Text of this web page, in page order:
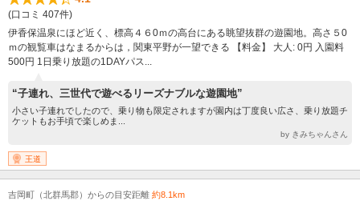
(口コミ 407件)
伊香保温泉にほど近く、標高４６0ｍの高台にある眺望抜群の遊園地。高さ５0
ｍの観覧車はなまるからは，関東平野が一望できる 【料金】 大人: 0円 入園料
500円 1日乗り放題の1DAYパス...
“子連れ、三世代で遊べるリーズナブルな遊園地”
小さい子連れでしたので、乗り物も限定されますが園内は丁度良い広さ、乗り放題チ
ケットもお手頃で楽しめま...
by きみちゃんさん
王道
吉岡町（北群馬郡）からの目安距離 約8.1km